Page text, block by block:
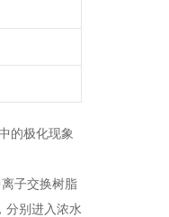
的极化现象
子交换树脂
分别进入浓水